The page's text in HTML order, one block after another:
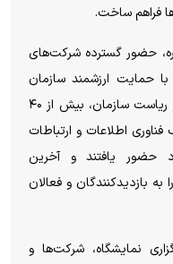
فراهم ساخت.
حضور گسترده شرکت‌های
با حمایت ارزشمند سازمان
نظام صنفی رایانه‌ای و پیگیری‌های مؤثر ریاست سازمان، بیش از ۴۰
اطلاعات و ارتباطات
حضور یافتند و آخرین
بازدیدکنندگان و فعالان
نمایشگاه، شرکت‌ها و